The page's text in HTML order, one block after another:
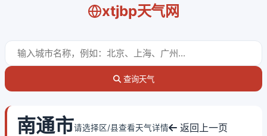
xtjbp天气网
查询天气
南通市请选择区/县查看天气详情 返回上一页